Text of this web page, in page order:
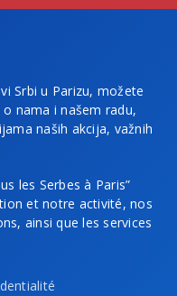
Srbi u Parizu, možete
nama i našem radu,
naših akcija, važnih
les Serbes à Paris”
et notre activité, nos
ainsi que les services